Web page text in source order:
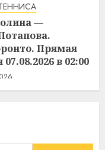
—
Прямая
в 02:00